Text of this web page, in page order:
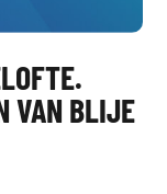
VAN BLIJE